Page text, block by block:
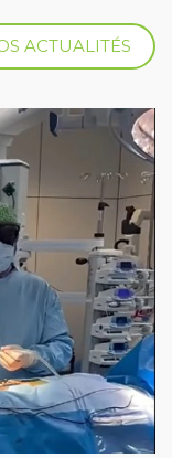
ACTUALITÉS